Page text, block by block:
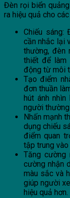
Đèn rọi biển
ra hiệu quả cho
Chiếu sáng:
cần nhắc lại
thường, đèn
thiết để làm
động từ môi
Tạo điểm
đơn thuần
hút ánh
người
Nhấn mạnh
dụng chiếu
điểm quan
tập trung
Tăng cường
cường nhận
màu sắc và
giúp người
hiệu quả hơn.